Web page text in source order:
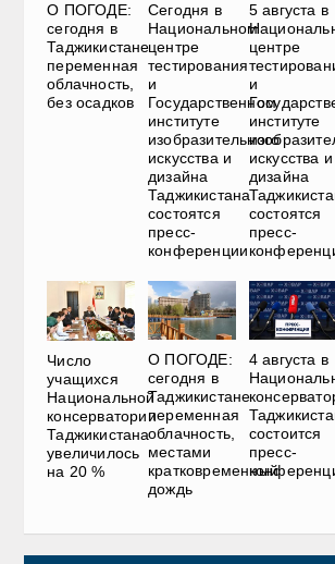
О ПОГОДЕ:
сегодня в
Таджикистане
переменная
облачность,
без осадков
Сегодня в
Национальном
центре
тестирования
и
Государственном
институте
изобразительного
искусства и
дизайна
Таджикистана
состоятся
пресс-
конференции
5 августа в
центре
и
институте
искусства и
дизайна
состоятся
пресс-
Число
учащихся
Национальной
консерватории
Таджикистана
увеличилось
на 20 %
О ПОГОДЕ:
сегодня в
Таджикистане
переменная
облачность,
местами
кратковременный
дождь
4 августа в
состоится
пресс-